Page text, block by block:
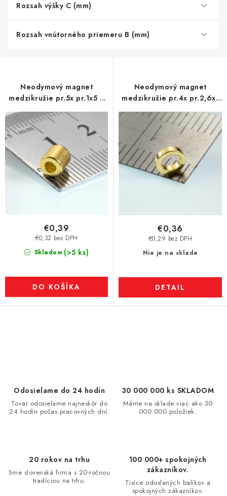
Rozsah výšky C (mm)
Rozsah vnútorného priemeru B (mm)
Neodymový magnet
medzikružie pr.5x pr.1x5 Z
80 °C, VMM4-N30
Skladom (>5 ks)
€0,32 bez DPH
€0,39
DO KOŠÍKA
Neodymový magnet
medzikružie pr.4x pr.2,6x1
Z 80 °C, VMM10-N50
Nie je na sklade
€0,29 bez DPH
€0,36
DETAIL
c
Odosielame do 24 hodín
Tovar odosielame najneskôr do
24 hodín počas pracovných dní.
30 000 000 ks SKLADOM
Máme na sklade viac ako 30
000 000 položiek.
20 rokov na trhu
Sme slovenská firma s 20-ročnou
tradíciou na trhu.
100 000+ spokojných
zákazníkov.
Tisíce odoslaných balíkov a
spokojných zákazníkov.